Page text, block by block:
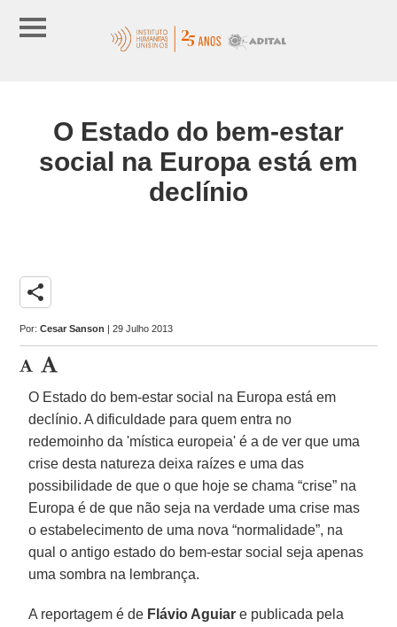
O Estado do bem-estar
social na Europa está em
declínio
share
Por:Cesar Sanson | 29 Julho 2013
O Estado do bem-estar social na Europa está em
declínio. A dificuldade para quem entra no
redemoinho da 'mística europeia' é a de ver que uma
crise desta natureza deixa raízes e uma das
possibilidade de que o que hoje se chama “crise” na
Europa é de que não seja na verdade uma crise mas
o estabelecimento de uma nova “normalidade”, na
qual o antigo estado do bem-estar social seja apenas
uma sombra na lembrança.
A reportagem é de Flávio Aguiar e publicada pela